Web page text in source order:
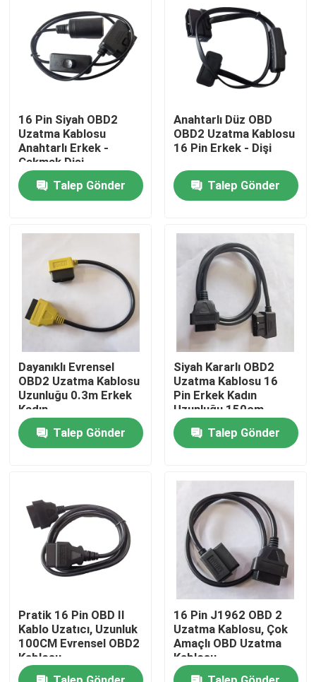
Ürünler
Hakkımızda
Fabrika turu
Kalite kontrol
Bir teklif isteği
OBD2 Bağlantı Kablosu
OBD2 Uzatma Kablosu
16 Pin Siyah OBD2
Uzatma Kablosu
Anahtarlı Erkek -
Çakmak Dişi
Talep Gönder
Anahtarlı Düz ​​OBD
OBD2 Uzatma Kablosu
16 Pin Erkek - Dişi
Talep Gönder
Dayanıklı Evrensel
OBD2 Uzatma Kablosu
Uzunluğu 0.3m Erkek
Kadın
Talep Gönder
Siyah Kararlı OBD2
Uzatma Kablosu 16
Pin Erkek Kadın
Uzunluğu 150cm
Talep Gönder
Pratik 16 Pin OBD II
Kablo Uzatıcı, Uzunluk
100CM Evrensel OBD2
Kablosu
16 Pin J1962 OBD 2
Uzatma Kablosu, Çok
Amaçlı OBD Uzatma
Kablosu